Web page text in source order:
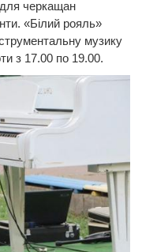
черкащан
«Білий рояль»
музику
з 17.00 по 19.00.